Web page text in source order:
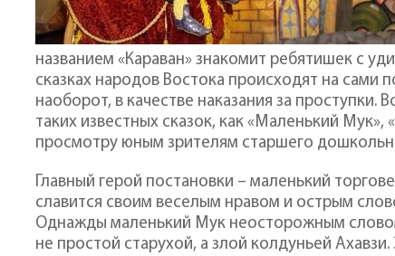
названием «Караван» знакомит ребятишек с
сказках народов Востока происходят на сами
наоборот, в качестве наказания за
таких известных сказок, как «Маленький
просмотру юным зрителям старшего
Главный герой постановки – маленький
славится своим веселым нравом и острым
Однажды маленький Мук неосторожным
не простой старухой, а злой колдуньей